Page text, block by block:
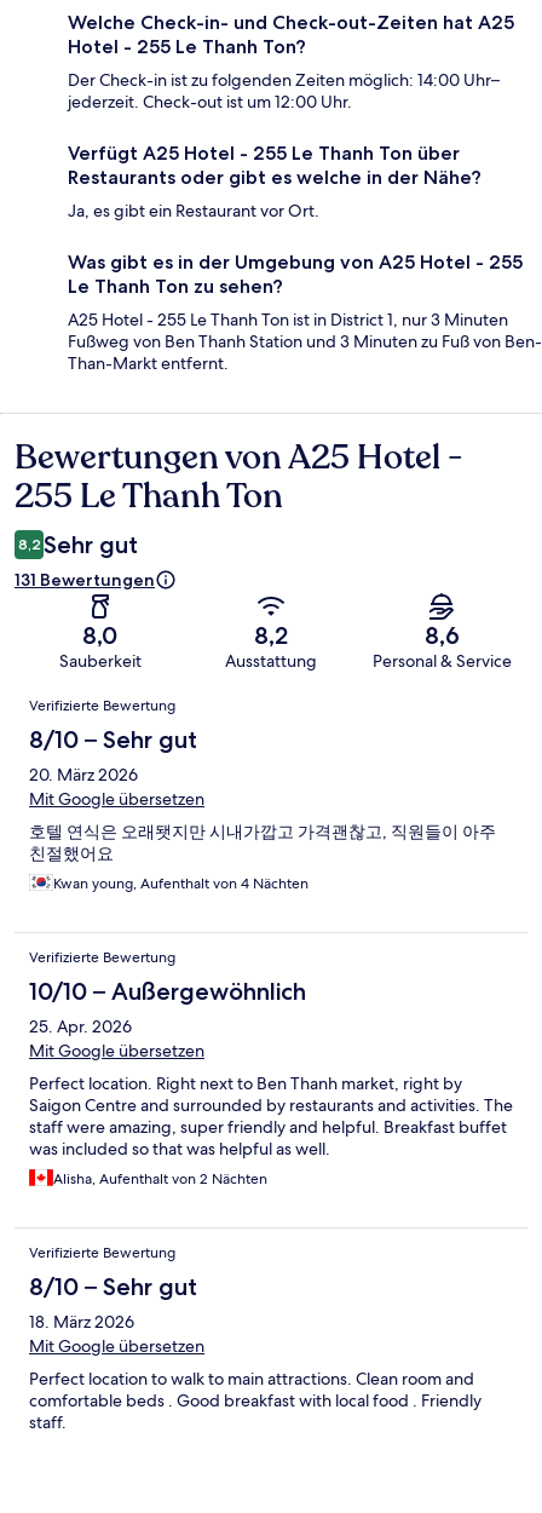
Welche Check-in- und Check-out-Zeiten hat A25
Hotel - 255 Le Thanh Ton?
Der Check-in ist zu folgenden Zeiten möglich: 14:00 Uhr–
jederzeit. Check-out ist um 12:00 Uhr.
Verfügt A25 Hotel - 255 Le Thanh Ton über
Restaurants oder gibt es welche in der Nähe?
Ja, es gibt ein Restaurant vor Ort.
Was gibt es in der Umgebung von A25 Hotel - 255
Le Thanh Ton zu sehen?
A25 Hotel - 255 Le Thanh Ton ist in District 1, nur 3 Minuten
Fußweg von Ben Thanh Station und 3 Minuten zu Fuß von Ben-
Than-Markt entfernt.
Bewertungen
Bewertungen von A25 Hotel -
255 Le Thanh Ton
8,2 Sehr gut
131 Bewertungen
8,0
Sauberkeit
8,2
Ausstattung
8,6
Personal & Service
Bewertungen
Verifizierte Bewertung
8/10 – Sehr gut
20. März 2026
Mit Google übersetzen
호텔 연식은 오래됏지만 시내가깝고 가격괜찮고, 직원들이 아주
친절했어요
Kwan young, Aufenthalt von 4 Nächten
Verifizierte Bewertung
10/10 – Außergewöhnlich
25. Apr. 2026
Mit Google übersetzen
Perfect location. Right next to Ben Thanh market, right by
Saigon Centre and surrounded by restaurants and activities. The
staff were amazing, super friendly and helpful. Breakfast buffet
was included so that was helpful as well.
Alisha, Aufenthalt von 2 Nächten
Verifizierte Bewertung
8/10 – Sehr gut
18. März 2026
Mit Google übersetzen
Perfect location to walk to main attractions. Clean room and
comfortable beds . Good breakfast with local food . Friendly
staff.